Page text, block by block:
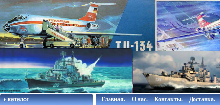
Главная. О нас. Контакты. Доставка.